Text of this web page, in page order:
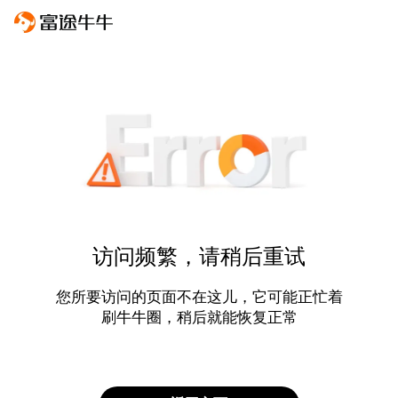
访问频繁，请稍后重试
您所要访问的页面不在这儿，它可能正忙着
刷牛牛圈，稍后就能恢复正常